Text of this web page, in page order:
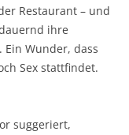
Restaurant – und
ihre
Wunder, dass
Sex stattfindet.
suggeriert,